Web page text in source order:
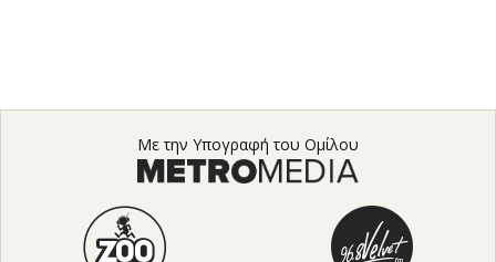
Με την Υπογραφή του Ομίλου